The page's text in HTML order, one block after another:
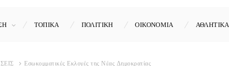
ΤΟΠΙΚΑ ΠΟΛΙΤΙΚΗ ΟΙΚΟΝΟΜΙΑ ΑΘΛΗΤΙΚΑ
Εσωκομματικές Εκλογές της Νέας Δημοκρατίας